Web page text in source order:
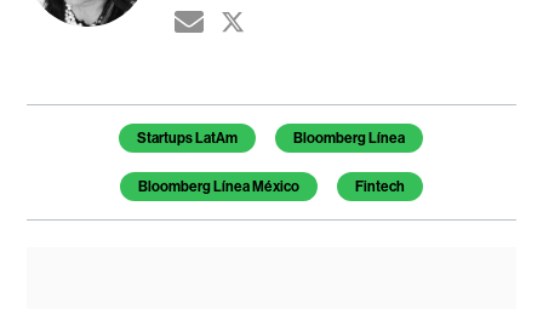
Temas de este artículo
Startups LatAm Bloomberg Línea
Bloomberg Línea México Fintech